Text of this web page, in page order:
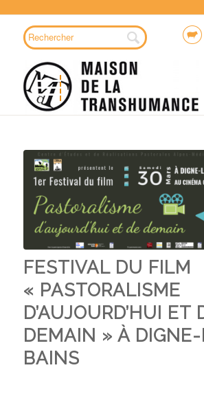
FESTIVAL DU FILM
« PASTORALISME
D’AUJOURD’HUI ET
DEMAIN » À
BAINS